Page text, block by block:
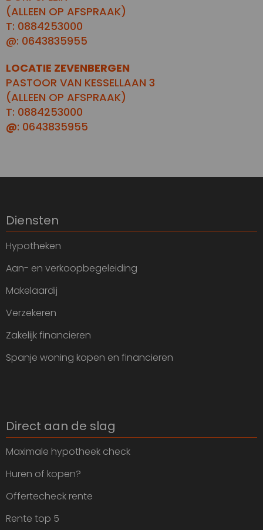
(ALLEEN OP AFSPRAAK)
T: 0884253000
@: 0643835955
LOCATIE ZEVENBERGEN
PASTOOR VAN KESSELLAAN 3
(ALLEEN OP AFSPRAAK)
T: 0884253000
@: 0643835955
Diensten
Hypotheken
Aan- en verkoopbegeleiding
Makelaardij
Verzekeren
Zakelijk financieren
Spanje woning kopen en financieren
Direct aan de slag
Maximale hypotheek check
Huren of kopen?
Offertecheck rente
Rente top 5